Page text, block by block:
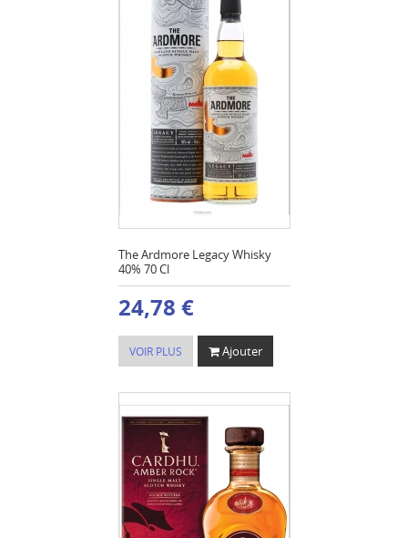
The Ardmore Legacy Whisky
40% 70 Cl
24,78 €
VOIR PLUS Ajouter